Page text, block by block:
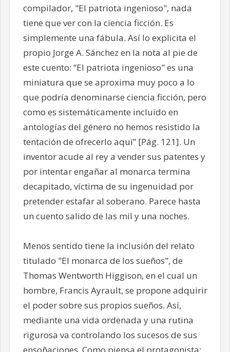
compilador, "El patriota ingenioso", nada
tiene que ver con la ciencia ficción. Es
simplemente una fábula. Así lo explicita el
propio Jorge A. Sánchez en la nota al pie de
este cuento: “El patriota ingenioso" es una
miniatura que se aproxima muy poco a lo
que podría denominarse ciencia ficción, pero
como es sistemáticamente incluido en
antologías del género no hemos resistido la
tentación de ofrecerlo aquí” [Pág. 121]. Un
inventor acude al rey a vender sus patentes y
por intentar engañar al monarca termina
decapitado, víctima de su ingenuidad por
pretender estafar al soberano. Parece hasta
un cuento salido de las mil y una noches.
Menos sentido tiene la inclusión del relato
titulado "El monarca de los sueños", de
Thomas Wentworth Higgison, en el cual un
hombre, Francis Ayrault, se propone adquirir
el poder sobre sus propios sueños. Así,
mediante una vida ordenada y una rutina
rigurosa va controlando los sucesos de sus